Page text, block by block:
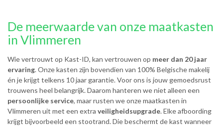
De meerwaarde van onze maatkasten
in Vlimmeren
Wie vertrouwt op Kast-ID, kan vertrouwen op meer dan 20 jaar
ervaring. Onze kasten zijn bovendien van 100% Belgische makelij
én je krijgt telkens 10 jaar garantie. Voor ons is jouw gemoedsrust
trouwens heel belangrijk. Daarom hanteren we niet alleen een
persoonlijke service, maar rusten we onze maatkasten in
Vlimmeren uit met een extra veiligheidsupgrade. Elke afboording
krijgt bijvoorbeeld een stootrand. Die beschermt de kast wanneer